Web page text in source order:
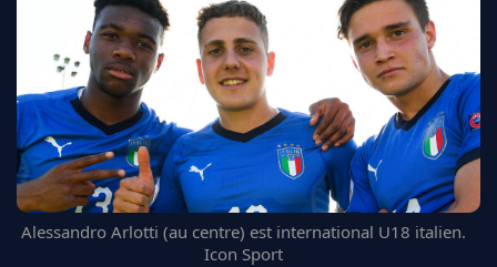
REAL MADRID
FC BARCELONE
MANCHESTER UNITED
CHELSEA
ARSENAL
BAYERN
L'AVIS DE LA RÉDAC'
Alessandro Arlotti (au centre) est international U18 italien.
Icon Sport